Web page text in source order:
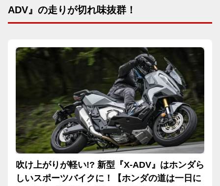
ADV』の走りが切れ味抜群！
吹け上がりが軽い!? 新型『X-ADV』はホンダら
しいスポーツバイクに！【ホンダの道は一日に